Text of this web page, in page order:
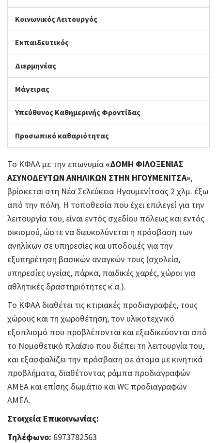
Κοινωνικός Λειτουργός
Εκπαιδευτικός
Διερμηνέας
Μάγειρας
Υπεύθυνος Καθημερινής Φροντίδας
Προσωπικό καθαριότητας
Το ΚΦΑΑ με την επωνυμία«ΔΟΜΗ ΦΙΛΟΞΕΝΙΑΣ
ΑΣΥΝΟΔΕΥΤΩΝ ΑΝΗΛΙKΩΝ ΣΤΗΝ ΗΓΟΥΜΕΝΙΤΣΑ»,
βρίσκεται στη Νέα Σελεύκεια Ηγουμενίτσας 2 χλμ. έξω
από την πόλη. Η τοποθεσία που έχει επιλεγεί για την
λειτουργία του, είναι εντός σχεδίου πόλεως και εντός
οικισμού, ώστε να διευκολύνεται η πρόσβαση των
ανηλίκων σε υπηρεσίες και υποδομές για την
εξυπηρέτηση βασικών αναγκών τους (σχολεία,
υπηρεσίες υγείας, πάρκα, παιδικές χαρές, χώροι για
αθλητικές δραστηριότητες κ.α.).
Το ΚΦΑΑ διαθέτει τις κτιριακές προδιαγραφές, τους
χώρους και τη χωροθέτηση, τον υλικοτεχνικό
εξοπλισμό που προβλέπονται και εξειδικεύονται από
το Νομοθετικό πλαίσιο που διέπει τη λειτουργία του,
και εξασφαλίζει την πρόσβαση σε άτομα με κινητικά
προβλήματα, διαθέτοντας ράμπα προδιαγραφών
ΑΜΕΑ και επίσης δωμάτιο και WC προδιαγραφών
ΑΜΕΑ.
Στοιχεία Επικοινωνίας:
Τηλέφωνο: 6973782563